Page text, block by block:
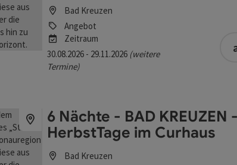
KREUZEN - HerbstTage im Curhaus
Bad Kreuzen
Angebot
Zeitraum
30.08.2026 - 29.11.2026 (weitere
Termine)
6 Nächte - BAD KREUZEN -
HerbstTage im Curhaus
Bad Kreuzen